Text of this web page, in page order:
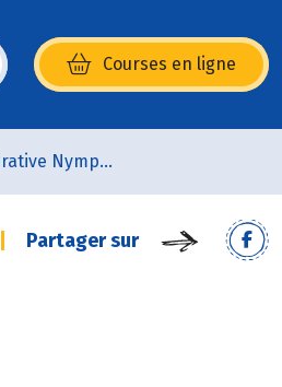
Courses en ligne
fenêtre)
Coopérative Nymphéa
Partager sur